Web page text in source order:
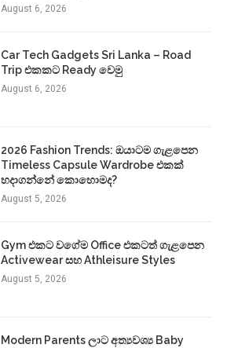
August 6, 2026
Car Tech Gadgets Sri Lanka – Road
Trip එකකට Ready වෙමු
August 6, 2026
2026 Fashion Trends: ඔයාටම ගැළපෙන
Timeless Capsule Wardrobe එකක්
හදාගන්නේ කොහොමද?
August 5, 2026
Gym එකට වගේම Office එකටත් ගැළපෙන
Activewear සහ Athleisure Styles
August 5, 2026
Modern Parents ලාට අත්‍යවශ්‍ය Baby